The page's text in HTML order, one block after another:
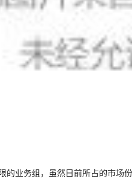
的业务组，虽然目前所占的市场